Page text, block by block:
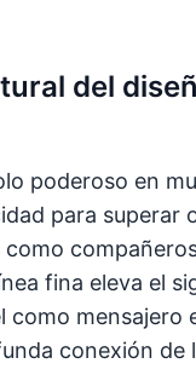
del
poderoso en
para
fina eleva el
como mensajero
conexión